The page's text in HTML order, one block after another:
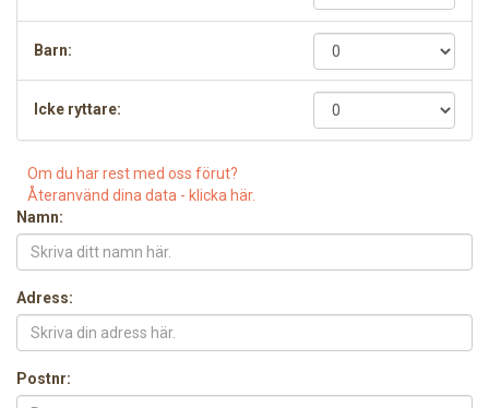
Barn:
Icke ryttare:
Om du har rest med oss förut?
Återanvänd dina data - klicka här.
Namn:
Adress:
Postnr: